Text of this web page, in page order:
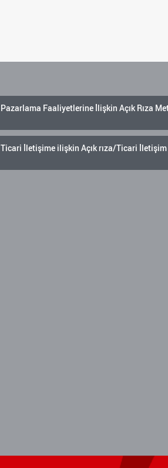
Pazarlama Faaliyetlerine İlişkin Açık Rıza
Ticari İletişime ilişkin Açık rıza/Ticari